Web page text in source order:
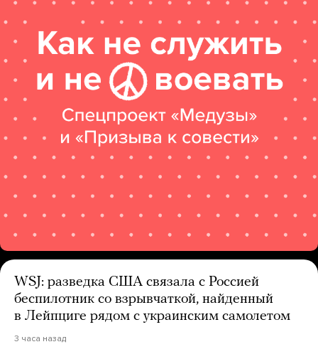
WSJ: разведка США связала с Россией
беспилотник со взрывчаткой, найденный
в Лейпциге рядом с украинским самолетом
3 часа назад